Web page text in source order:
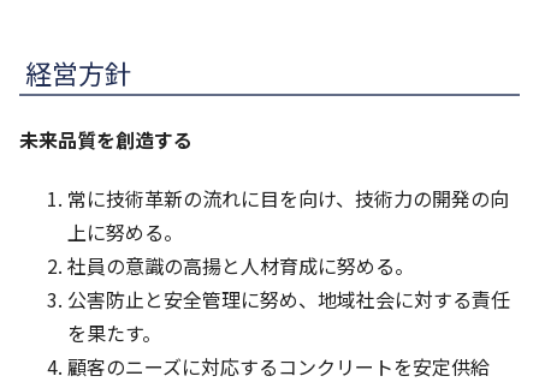
経営方針
未来品質を創造する
常に技術革新の流れに目を向け、技術力の開発の向
上に努める。
社員の意識の高揚と人材育成に努める。
公害防止と安全管理に努め、地域社会に対する責任
を果たす。
顧客のニーズに対応するコンクリートを安定供給